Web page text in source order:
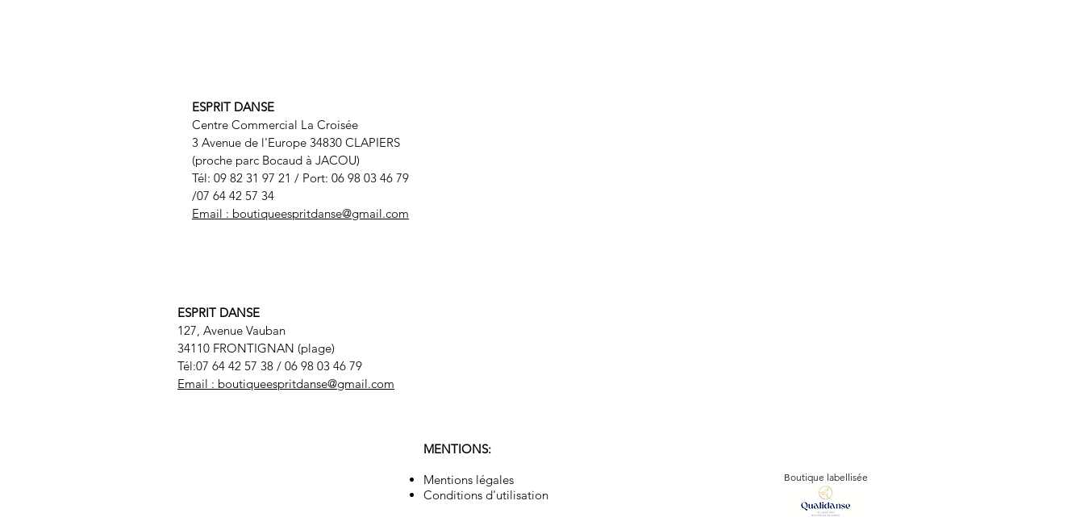
ESPRIT DANSE
Centre Commercial La Croisée
3 Avenue de l'Europe 34830 CLAPIERS
(proche parc Bocaud à JACOU)
Tél: 09 82 31 97 21 / Port: 06 98 03 46 79
/07 64 42 57 34
Email : boutiqueespritdanse@gmail.com
ESPRIT DANSE
127, Avenue Vauban
34110 FRONTIGNAN (plage)
Tél:07 64 42 57 38 / 06 98 03 46 79
Email : boutiqueespritdanse@gmail.com
MENTIONS:
Mentions légales
Conditions d'utilisation
Boutique labellisée